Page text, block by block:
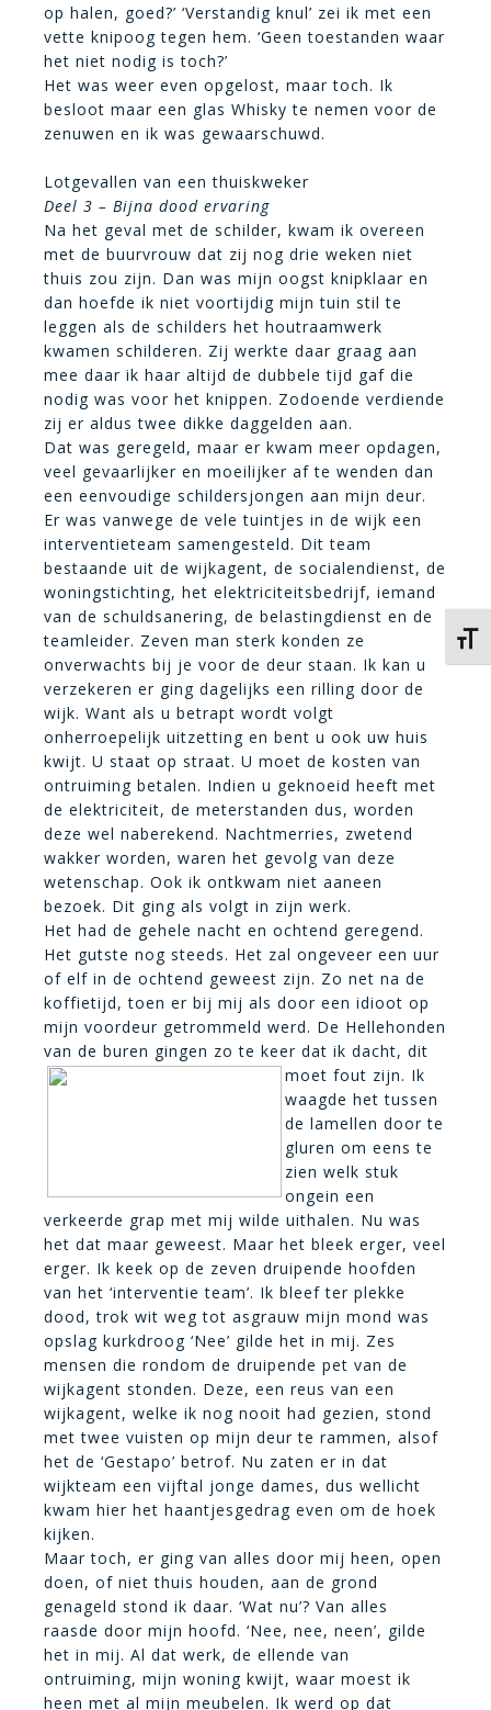
op halen, goed?’ ‘Verstandig knul’ zei ik met een
vette knipoog tegen hem. ‘Geen toestanden waar
het niet nodig is toch?’
Het was weer even opgelost, maar toch. Ik
besloot maar een glas Whisky te nemen voor de
zenuwen en ik was gewaarschuwd.
Lotgevallen van een thuiskweker
Deel 3 – Bijna dood ervaring
Na het geval met de schilder, kwam ik overeen
met de buurvrouw dat zij nog drie weken niet
thuis zou zijn. Dan was mijn oogst knipklaar en
dan hoefde ik niet voortijdig mijn tuin stil te
leggen als de schilders het houtraamwerk
kwamen schilderen. Zij werkte daar graag aan
mee daar ik haar altijd de dubbele tijd gaf die
nodig was voor het knippen. Zodoende verdiende
zij er aldus twee dikke daggelden aan.
Dat was geregeld, maar er kwam meer opdagen,
veel gevaarlijker en moeilijker af te wenden dan
een eenvoudige schildersjongen aan mijn deur.
Er was vanwege de vele tuintjes in de wijk een
interventieteam samengesteld. Dit team
bestaande uit de wijkagent, de socialendienst, de
woningstichting, het elektriciteitsbedrijf, iemand
van de schuldsanering, de belastingdienst en de
teamleider. Zeven man sterk konden ze
onverwachts bij je voor de deur staan. Ik kan u
verzekeren er ging dagelijks een rilling door de
wijk. Want als u betrapt wordt volgt
onherroepelijk uitzetting en bent u ook uw huis
kwijt. U staat op straat. U moet de kosten van
ontruiming betalen. Indien u geknoeid heeft met
de elektriciteit, de meterstanden dus, worden
deze wel naberekend. Nachtmerries, zwetend
wakker worden, waren het gevolg van deze
wetenschap. Ook ik ontkwam niet aaneen
bezoek. Dit ging als volgt in zijn werk.
Het had de gehele nacht en ochtend geregend.
Het gutste nog steeds. Het zal ongeveer een uur
of elf in de ochtend geweest zijn. Zo net na de
koffietijd, toen er bij mij als door een idioot op
mijn voordeur getrommeld werd. De Hellehonden
van de buren gingen zo te keer dat ik dacht, dit
moet fout zijn. Ik
waagde het tussen
de lamellen door te
gluren om eens te
zien welk stuk
ongein een
verkeerde grap met mij wilde uithalen. Nu was
het dat maar geweest. Maar het bleek erger, veel
erger. Ik keek op de zeven druipende hoofden
van het ‘interventie team’. Ik bleef ter plekke
dood, trok wit weg tot asgrauw mijn mond was
opslag kurkdroog ‘Nee’ gilde het in mij. Zes
mensen die rondom de druipende pet van de
wijkagent stonden. Deze, een reus van een
wijkagent, welke ik nog nooit had gezien, stond
met twee vuisten op mijn deur te rammen, alsof
het de ‘Gestapo’ betrof. Nu zaten er in dat
wijkteam een vijftal jonge dames, dus wellicht
kwam hier het haantjesgedrag even om de hoek
kijken.
Maar toch, er ging van alles door mij heen, open
doen, of niet thuis houden, aan de grond
genageld stond ik daar. ‘Wat nu’? Van alles
raasde door mijn hoofd. ‘Nee, nee, neen’, gilde
het in mij. Al dat werk, de ellende van
ontruiming, mijn woning kwijt, waar moest ik
heen met al mijn meubelen. Ik werd op dat